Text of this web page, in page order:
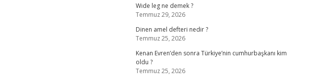
Wıde leg ne demek ?
Temmuz 29, 2026
Dinen amel defteri nedir ?
Temmuz 25, 2026
Kenan Evren’den sonra Türkiye’nin cumhurbaşkanı kim
oldu ?
Temmuz 25, 2026